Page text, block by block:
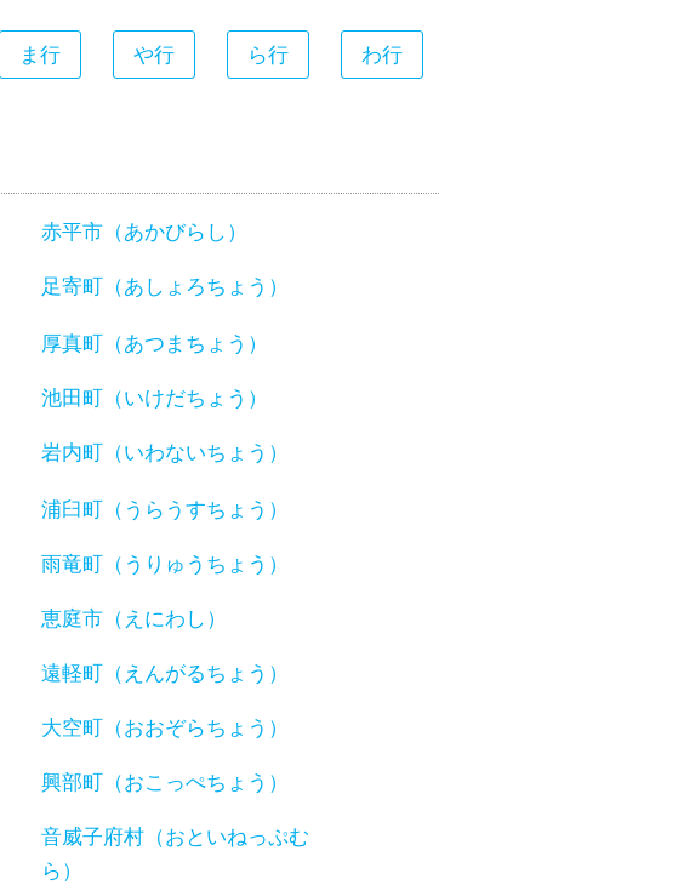
ま行 や行 ら行 わ行
赤平市（あかびらし）
足寄町（あしょろちょう）
厚真町（あつまちょう）
池田町（いけだちょう）
岩内町（いわないちょう）
浦臼町（うらうすちょう）
雨竜町（うりゅうちょう）
恵庭市（えにわし）
遠軽町（えんがるちょう）
大空町（おおぞらちょう）
興部町（おこっぺちょう）
音威子府村（おといねっぷむ
ら）